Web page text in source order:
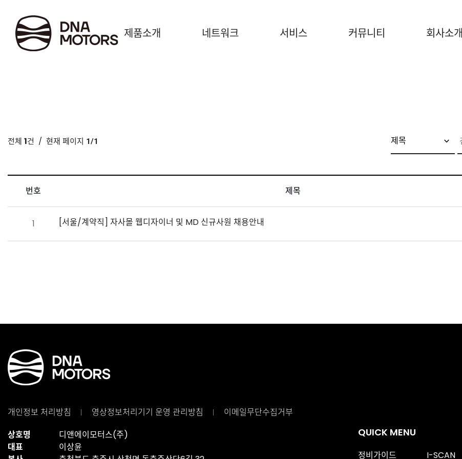
제품소개 네트워크 서비스 커뮤니티 회사소개
전체 1건 / 현재 페이지 1/1
번호 제목
1 [서울/계약직] 자사몰 웹디자이너 및 MD 신규사원 채용안내
개인정보 처리방침 영상정보처리기기 운영 관리방침
이메일무단수집거부
상호명
디앤에이모터스(주)
대표
이상윤
QUICK MENU
정비가이드 I-SCAN